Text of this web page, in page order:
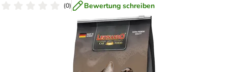
(0) Bewertung schreiben